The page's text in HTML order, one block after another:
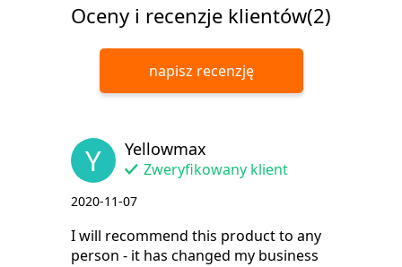
Oceny i recenzje klientów(2)
napisz recenzję
Y Yellowmax
Zweryfikowany klient
2020-11-07
I will recommend this product to any
person - it has changed my business